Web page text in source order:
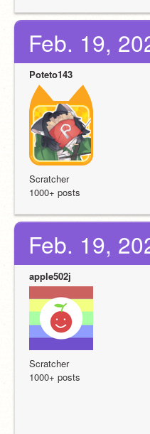
Feb. 19,
Poteto143
Scratcher
1000+ posts
Feb. 19,
apple502j
Scratcher
1000+ posts